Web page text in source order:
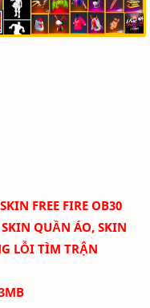
FREE FIRE OB30
QUẦN ÁO, SKIN
LỖI TÌM TRẬN